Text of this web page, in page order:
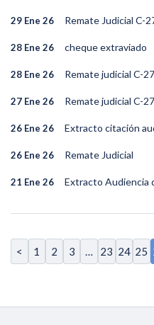
29 Ene 26 Remate Judicial C-
28 Ene 26 cheque extraviado
28 Ene 26 Remate judicial C-
27 Ene 26 Remate judicial C-
26 Ene 26 Extracto citación
26 Ene 26 Remate Judicial
21 Ene 26 Extracto Audiencia
< 1 2 3 … 23 24 25